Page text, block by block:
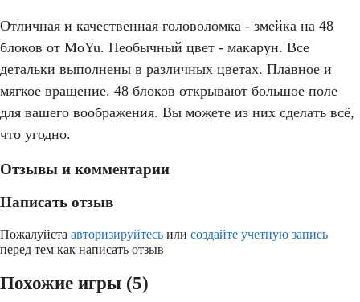
Отличная и качественная головоломка - змейка на 48
блоков от MoYu. Необычный цвет - макарун. Все
детальки выполнены в различных цветах. Плавное и
мягкое вращение. 48 блоков открывают большое поле
для вашего воображения. Вы можете из них сделать всё,
что угодно.
Отзывы и комментарии
Написать отзыв
Пожалуйста авторизируйтесь или создайте учетную запись
перед тем как написать отзыв
Похожие игры (5)